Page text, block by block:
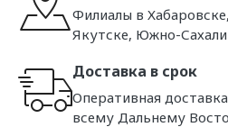
Филиалы в
Якутске, Южно-
Доставка в срок
Оперативная
всему Дальнему